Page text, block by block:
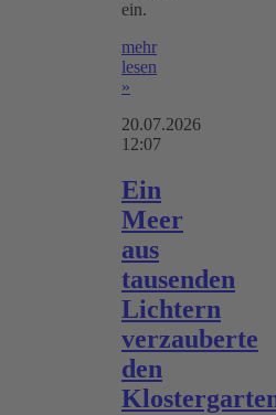
ein.
mehr
lesen
»
20.07.2026
12:07
Ein
Meer
aus
tausenden
Lichtern
verzauberte
den